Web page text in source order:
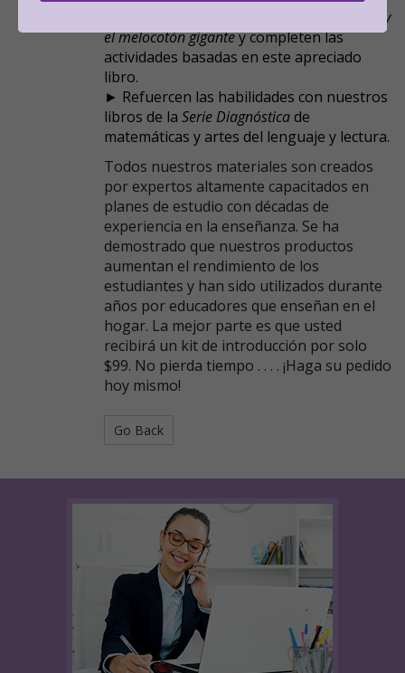
James y
el melocotón gigantey completen las
actividades basadas en este apreciado
libro.
► Refuercen las habilidades con nuestros
libros de la Serie Diagnósticade
matemáticas y artes del lenguaje y lectura.
Todos nuestros materiales son creados
por expertos altamente capacitados en
planes de estudio con décadas de
experiencia en la enseñanza. Se ha
demostrado que nuestros productos
aumentan el rendimiento de los
estudiantes y han sido utilizados durante
años por educadores que enseñan en el
hogar. La mejor parte es que usted
recibirá un kit de introducción por solo
$99. No pierda tiempo . . . . ¡Haga su pedido
hoy mismo!
Go Back